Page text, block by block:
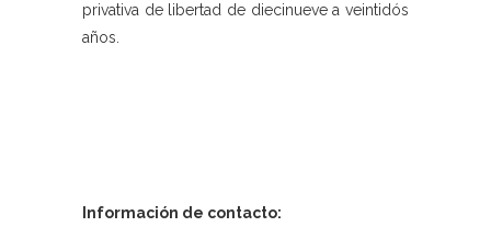
privativa de libertad de diecinueve a veintidós
años.
Información de contacto: